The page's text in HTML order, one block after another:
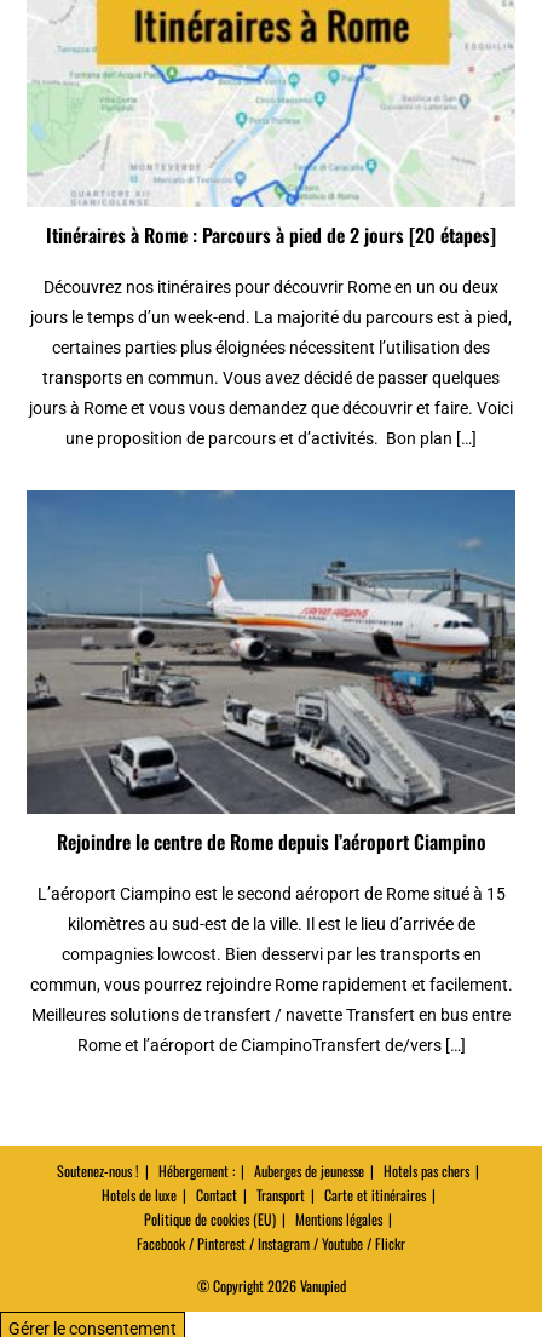
Itinéraires à Rome : Parcours à pied de 2 jours [20 étapes]
Découvrez nos itinéraires pour découvrir Rome en un ou deux
jours le temps d’un week-end. La majorité du parcours est à pied,
certaines parties plus éloignées nécessitent l’utilisation des
transports en commun. Vous avez décidé de passer quelques
jours à Rome et vous vous demandez que découvrir et faire. Voici
une proposition de parcours et d’activités. Bon plan […]
Rejoindre le centre de Rome depuis l’aéroport Ciampino
L’aéroport Ciampino est le second aéroport de Rome situé à 15
kilomètres au sud-est de la ville. Il est le lieu d’arrivée de
compagnies lowcost. Bien desservi par les transports en
commun, vous pourrez rejoindre Rome rapidement et facilement.
Meilleures solutions de transfert / navette Transfert en bus entre
Rome et l’aéroport de CiampinoTransfert de/vers […]
Soutenez-nous ! Hébergement : Auberges de jeunesse
Hotels pas chers
Hotels de luxe
Contact Transport
Carte et itinéraires
Politique de cookies (EU)
Mentions légales
Facebook / Pinterest / Instagram / Youtube / Flickr
© Copyright 2026 Vanupied
Gérer le consentement